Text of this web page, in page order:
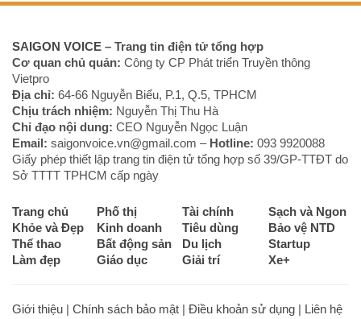
SAIGON VOICE – Trang tin điện tử tổng hợp
Cơ quan chủ quản: Công ty CP Phát triển Truyền thông
Vietpro
Địa chỉ: 64-66 Nguyễn Biểu, P.1, Q.5, TPHCM
Chịu trách nhiệm: Nguyễn Thị Thu Hà
Chỉ đạo nội dung: CEO Nguyễn Ngọc Luận
Email: saigonvoice.vn@gmail.com – Hotline: 093 9920088‬
Giấy phép thiết lập trang tin điện tử tổng hợp số 39/GP-TTĐT do
Sở TTTT TPHCM cấp ngày
Trang chủ Phố thị Tài chính
Sạch và Ngon
Khỏe và Đẹp
Kinh doanh Tiêu dùng
Bảo vệ NTD
Thể thao
Bất động sản Du lịch
Startup
Làm đẹp
Giáo dục Giải trí Xe+
Giới thiệu | Chính sách bảo mật | Điều khoản sử dụng | Liên hệ